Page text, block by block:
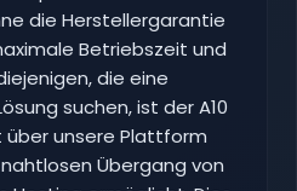
die Herstellergarantie
Betriebszeit und
die eine
suchen, ist der A10
über unsere Plattform
Übergang von